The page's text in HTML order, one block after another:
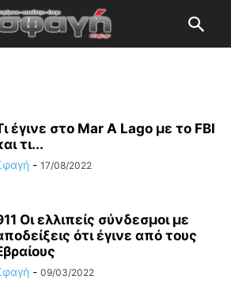
έγινε στο Mar A Lago με το FBI
τι...
- 17/08/2022
Οι ελλιπείς σύνδεσμοι με
ότι έγινε από τους
- 09/03/2022